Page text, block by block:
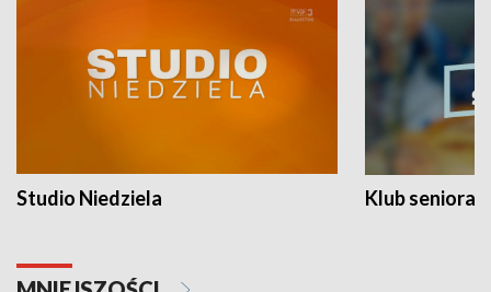
Studio Niedziela Klub seniora